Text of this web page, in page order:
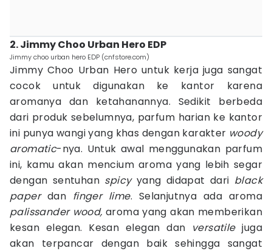
2. Jimmy Choo Urban Hero EDP
Jimmy choo urban hero EDP (cnfstore.com)
Jimmy Choo Urban Hero untuk kerja juga sangat
cocok untuk digunakan ke kantor karena
aromanya dan ketahanannya. Sedikit berbeda
dari produk sebelumnya, parfum harian ke kantor
ini punya wangi yang khas dengan karakter woody
aromatic-nya. Untuk awal menggunakan parfum
ini, kamu akan mencium aroma yang lebih segar
dengan sentuhan spicy yang didapat dari black
paperdan finger lime. Selanjutnya ada aroma
palissander wood, aroma yang akan memberikan
kesan elegan. Kesan elegan dan versatilejuga
akan terpancar dengan baik sehingga sangat